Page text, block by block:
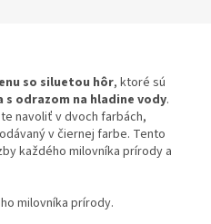
so siluetou hôr, ktoré sú
s odrazom na hladine vody.
navoliť v dvoch farbách,
v čiernej farbe. Tento
každého milovníka prírody a
milovníka prírody.